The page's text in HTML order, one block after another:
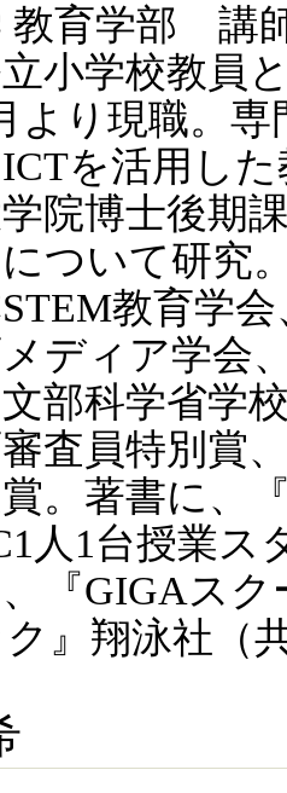
教育学部 講
小学校教員
より現職。
を活用し
院博士後期
ついて研究
教育学
ディア学会
部科学省学
査員特別賞
。著書に、
人1台授業
、『GIGAス
』翔泳社（